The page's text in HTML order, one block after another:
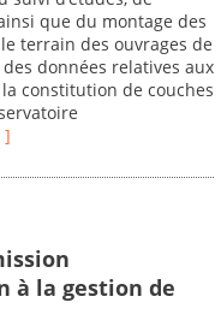
que du montage des
terrain des ouvrages de
données relatives aux
constitution de couches
]
à la gestion de